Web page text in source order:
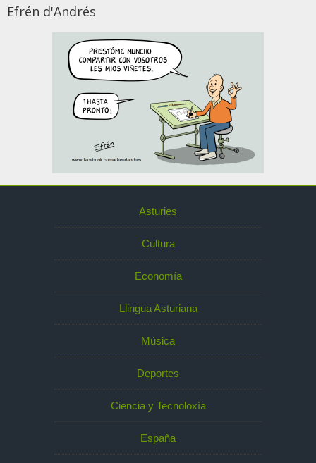
Efrén d'Andrés
Asturies
Cultura
Economía
Llingua Asturiana
Música
Deportes
Ciencia y Tecnoloxía
España